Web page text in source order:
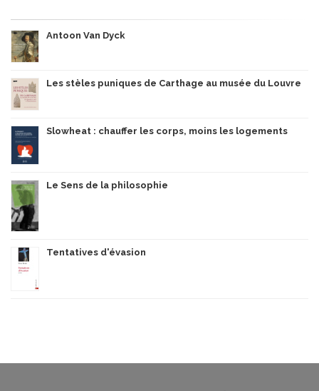
Antoon Van Dyck
Les stèles puniques de Carthage au musée du Louvre
Slowheat : chauffer les corps, moins les logements
Le Sens de la philosophie
Tentatives d'évasion